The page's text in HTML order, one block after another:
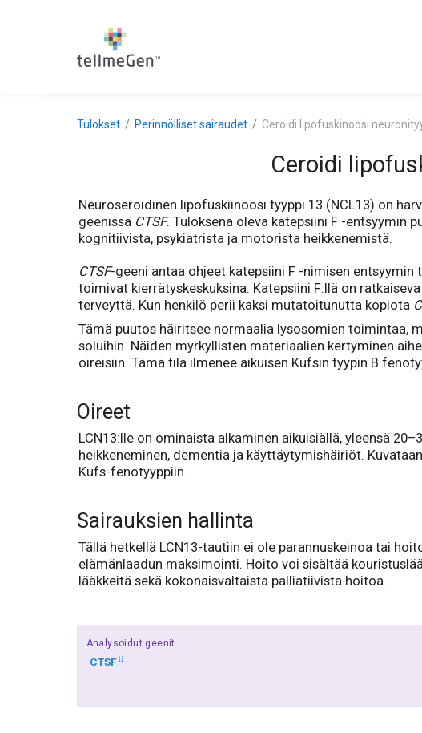
Tulokset Perinnölliset sairaudet Ceroidi lipofuskinoosi
Ceroidi
Neuroseroidinen lipofuskiinoosi tyyppi 13 (NCL13) on
geenissä CTSF. Tuloksena oleva katepsiini F -entsyymin
kognitiivista, psykiatrista ja motorista heikkenemistä.
CTSF-geeni antaa ohjeet katepsiini F -nimisen
toimivat kierrätyskeskuksina. Katepsiini F:llä on
terveyttä. Kun henkilö perii kaksi mutatoitunutta kopiota
Tämä puutos häiritsee normaalia lysosomien toimintaa,
soluihin. Näiden myrkyllisten materiaalien kertyminen
oireisiin. Tämä tila ilmenee aikuisen Kufsin tyypin B
Oireet
LCN13:lle on ominaista alkaminen aikuisiällä, yleensä
heikkeneminen, dementia ja käyttäytymishäiriöt.
Kufs-fenotyyppiin.
Sairauksien hallinta
Tällä hetkellä LCN13-tautiin ei ole parannuskeinoa tai
elämänlaadun maksimointi. Hoito voi sisältää
lääkkeitä sekä kokonaisvaltaista palliatiivista hoitoa.
Analysoidut geenit
CTSFU